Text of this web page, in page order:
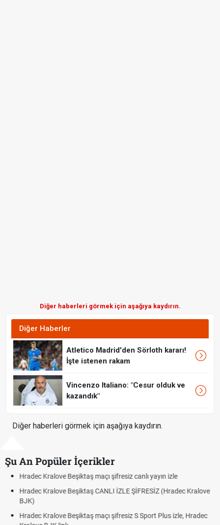
Diğer haberleri görmek için aşağıya kaydırın.
Diğer Haberler
Atletico Madrid'den Sörloth kararı!
İşte istenen rakam
Vincenzo Italiano: "Cesur olduk ve
kazandık"
Diğer haberleri görmek için aşağıya kaydırın.
Şu An Popüler İçerikler
Kralove
Hradec
Hradec Kralove - Beşiktaş maçı şifresiz izle canlı tv100
Hradec Kralove Beşiktaş maçı şifresiz tv100 izle, Hradec
Trivela Nedir? Trivela Vuruşu Nasıl Yapılır?